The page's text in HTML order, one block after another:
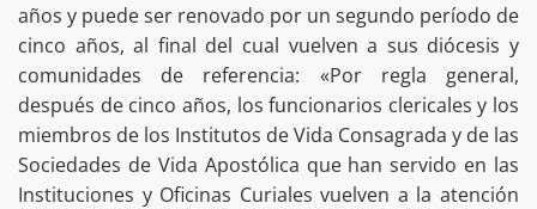
años y puede ser renovado por un segundo período de
cinco años, al final del cual vuelven a sus diócesis y
comunidades de referencia: «Por regla general,
después de cinco años, los funcionarios clericales y los
miembros de los Institutos de Vida Consagrada y de las
Sociedades de Vida Apostólica que han servido en las
Instituciones y Oficinas Curiales vuelven a la atención